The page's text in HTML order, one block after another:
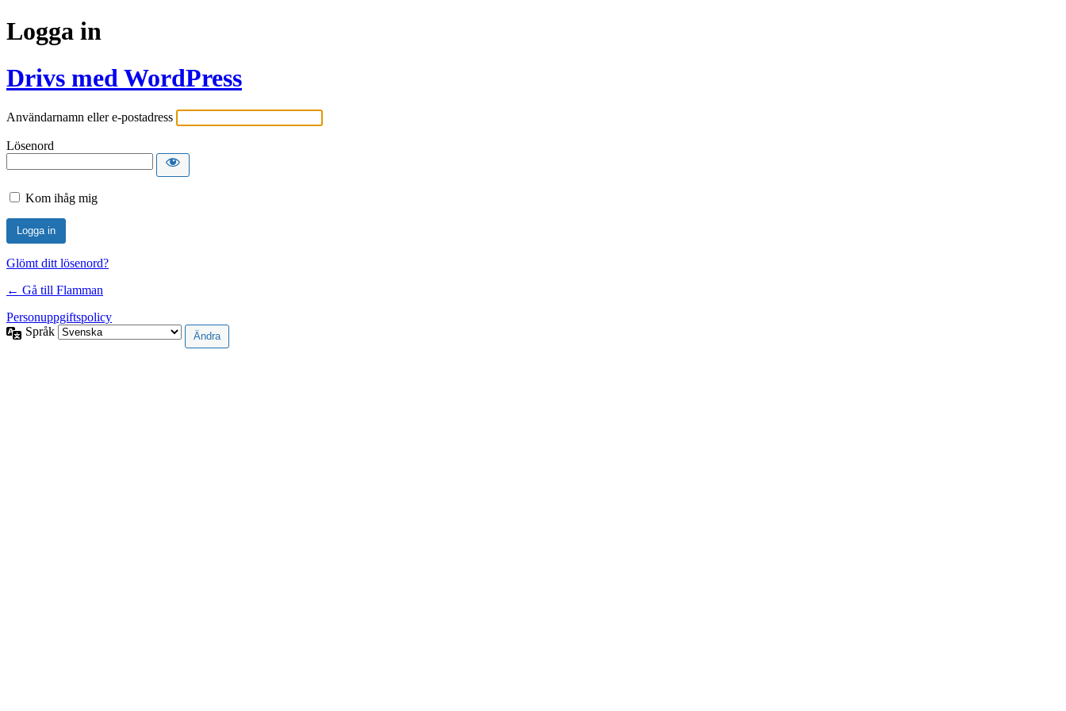
Logga in
Drivs med WordPress
Användarnamn eller e-postadress
Lösenord
Kom ihåg mig
Glömt ditt lösenord?
← Gå till Flamman
Personuppgiftspolicy
Språk